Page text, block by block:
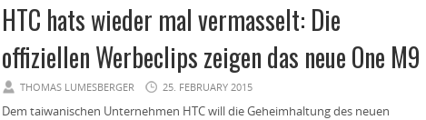
HTC hats wieder mal vermasselt: Die
offiziellen Werbeclips zeigen das neue One M9
THOMAS LUMESBERGER 25. FEBRUARY 2015
Dem taiwanischen Unternehmen HTC will die Geheimhaltung des neuen